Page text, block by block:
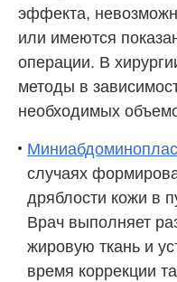
эффекта,
или имеются
операции. В
методы в
необходимых
случаях
дряблости кожи в
Врач выполняет
жировую ткань и
время коррекции